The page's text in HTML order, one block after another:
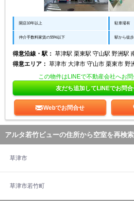
開店10年以上 駐車場有
仲介手数料家賃の55%以下 駅から徒
得意沿線・駅： 草津駅 栗東駅 守山駅 野洲駅
得意エリア： 草津市 大津市 守山市 栗東市 野
この物件はLINEで不動産会社へお問
友だち追加してLINEでお問
Webでお問合せ
アルタ若竹ビューの住所から空室を再検索
草津市
草津市若竹町